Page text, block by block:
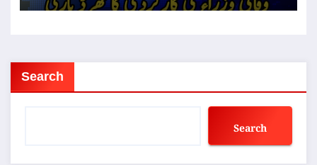
Search
Search